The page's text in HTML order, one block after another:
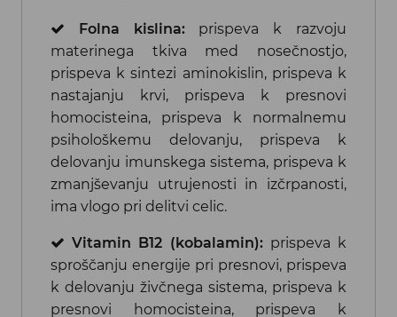
Folna kislina:prispeva k razvoju
materinega tkiva med nosečnostjo,
prispeva k sintezi aminokislin, prispeva k
nastajanju krvi, prispeva k presnovi
homocisteina, prispeva k normalnemu
psihološkemu delovanju, prispeva k
delovanju imunskega sistema, prispeva k
zmanjševanju utrujenosti in izčrpanosti,
ima vlogo pri delitvi celic.
Vitamin B12 (kobalamin):prispeva k
sproščanju energije pri presnovi, prispeva
k delovanju živčnega sistema, prispeva k
presnovi homocisteina, prispeva k